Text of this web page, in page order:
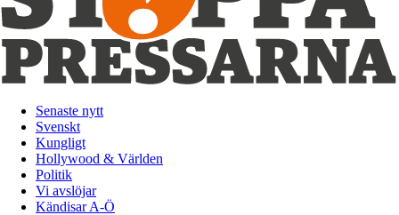
Senaste nytt
Svenskt
Kungligt
Hollywood & Världen
Politik
Vi avslöjar
Kändisar A-Ö